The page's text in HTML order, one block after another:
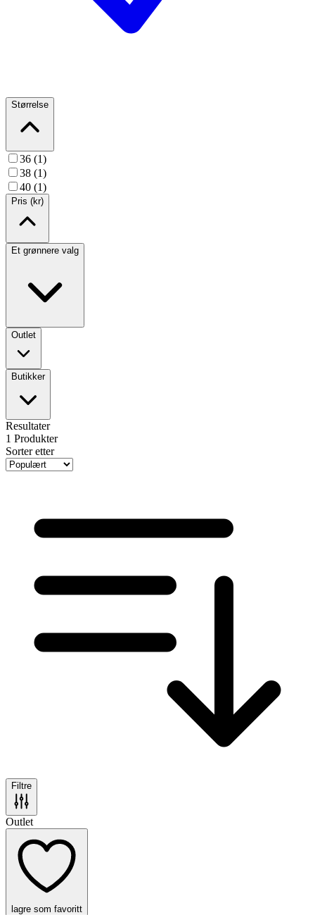
Størrelse
36 (1)
38 (1)
40 (1)
Pris (kr)
Et grønnere valg
Outlet
Butikker
Resultater
1 Produkter
Sorter etter
Filtre
Outlet
lagre som favoritt